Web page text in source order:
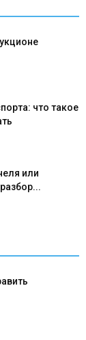
что такое
или